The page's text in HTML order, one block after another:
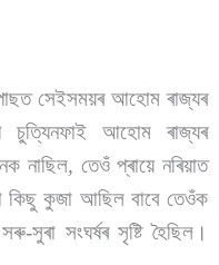
পাছত সেইসময়ৰ আহোম ৰাজ্যৰ
চুত্যিনফাই আহোম ৰাজ্যৰ
নাছিল, তেওঁ প্ৰায়ে নৰিয়াত
কিছু কুজা আছিল বাবে তেওঁক
সুৰা সংঘৰ্ষৰ সৃষ্টি হৈছিল।